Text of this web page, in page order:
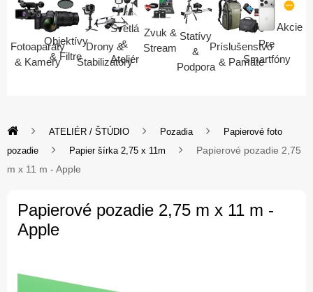
Fotoaparáty
& Kamery
Objektívy
& Filtre
Drony &
Stabilizátory
Svetlá
&
Ateliér
Zvuk &
Stream
Statívy
&
Podpora
Príslušenstvo
& Pamäte
Pre
Smartfóny
Akcie
ATELIÉR / ŠTÚDIO Pozadia
Papierové foto
pozadie
Papier šírka 2,75 x 11m
Papierové pozadie 2,75
m x 11 m - Apple
Papierové pozadie 2,75 m x 11 m -
Apple